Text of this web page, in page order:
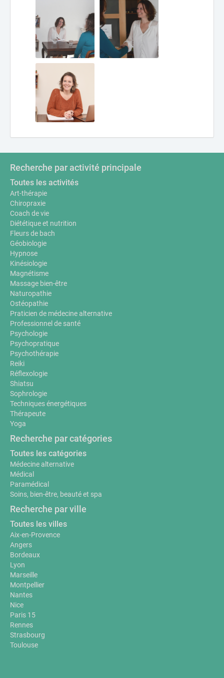
Recherche par activité principale
Toutes les activités
Art-thérapie
Chiropraxie
Coach de vie
Diététique et nutrition
Fleurs de bach
Géobiologie
Hypnose
Kinésiologie
Magnétisme
Massage bien-être
Naturopathie
Ostéopathie
Praticien de médecine alternative
Professionnel de santé
Psychologie
Psychopratique
Psychothérapie
Reiki
Réflexologie
Shiatsu
Sophrologie
Techniques énergétiques
Thérapeute
Yoga
Recherche par catégories
Toutes les catégories
Médecine alternative
Médical
Paramédical
Soins, bien-être, beauté et spa
Recherche par ville
Toutes les villes
Aix-en-Provence
Angers
Bordeaux
Lyon
Marseille
Montpellier
Nantes
Nice
Paris 15
Rennes
Strasbourg
Toulouse